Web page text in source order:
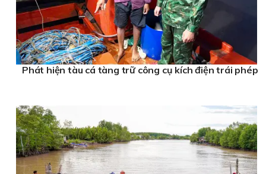
Phát hiện tàu cá tàng trữ công cụ kích điện trái phép